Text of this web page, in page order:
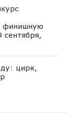
финишную
сентября,
цирк,